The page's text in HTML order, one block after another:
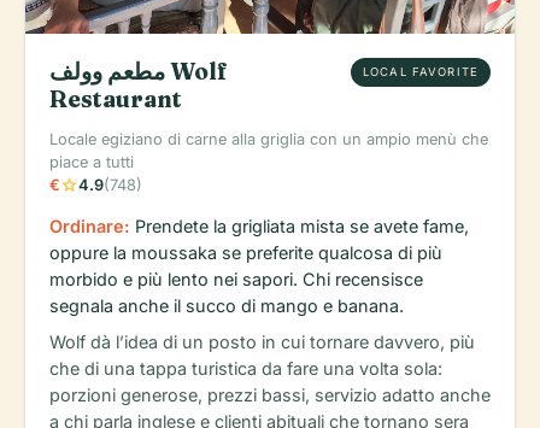
مطعم وولف Wolf
Restaurant
LOCAL FAVORITE
Locale egiziano di carne alla griglia con un ampio menù che
piace a tutti
€star4.9(748)
Ordinare: Prendete la grigliata mista se avete fame,
oppure la moussaka se preferite qualcosa di più
morbido e più lento nei sapori. Chi recensisce
segnala anche il succo di mango e banana.
Wolf dà l’idea di un posto in cui tornare davvero, più
che di una tappa turistica da fare una volta sola:
porzioni generose, prezzi bassi, servizio adatto anche
a chi parla inglese e clienti abituali che tornano sera